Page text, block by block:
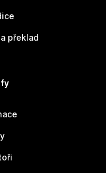
překlad